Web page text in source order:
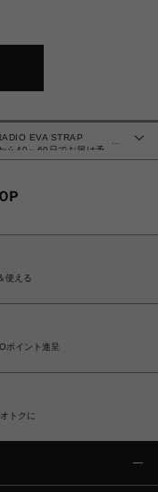
EVA STRAP
ら40～60日でお届け予
使える
ポイント進呈
トクに